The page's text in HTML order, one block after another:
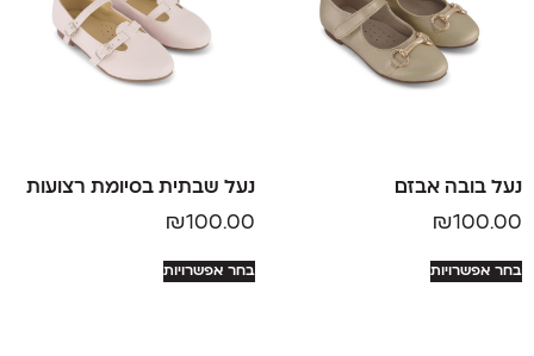
נעל בובה אבזם
₪100.00
בחר אפשרויות
נעל שבתית בסיומת רצועות
₪100.00
בחר אפשרויות